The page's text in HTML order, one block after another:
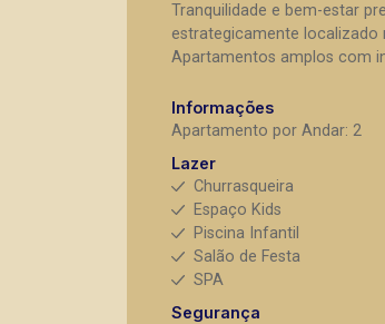
Tranquilidade e bem-estar
estrategicamente localizado
Apartamentos amplos com
Informações
Apartamento por Andar: 2
Lazer
Churrasqueira
Espaço Kids
Piscina Infantil
Salão de Festa
SPA
Segurança